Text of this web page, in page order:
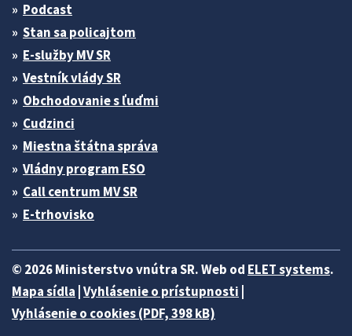
Podcast
Stan sa policajtom
E-služby MV SR
Vestník vlády SR
Obchodovanie s ľuďmi
Cudzinci
Miestna štátna správa
Vládny program ESO
Call centrum MV SR
E-trhovisko
© 2026 Ministerstvo vnútra SR. Web od ELET systems.
Mapa sídla Vyhlásenie o prístupnosti
Vyhlásenie o cookies (PDF, 398 kB)